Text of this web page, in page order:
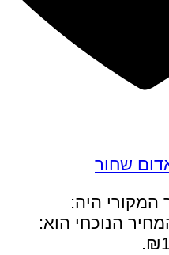
שחור
המקורי היה:
הנוכחי הוא: